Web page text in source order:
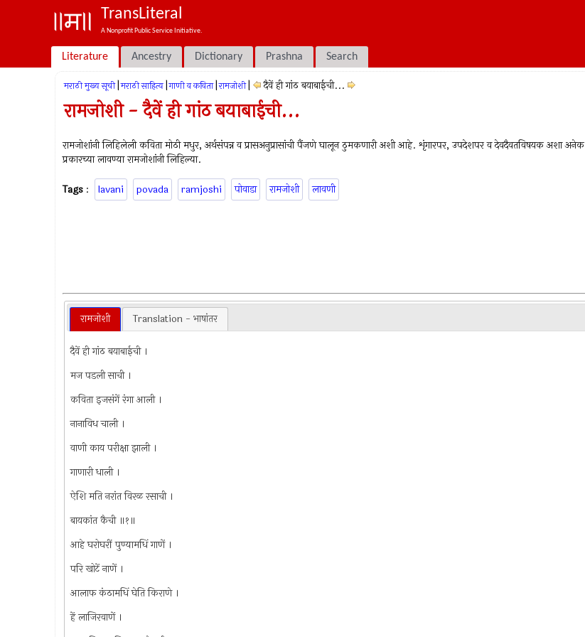
TransLiteral
A Nonprofit Public Service Initiative.
Literature Ancestry Dictionary Prashna Search
मराठी मुख्य सूची मराठी साहित्य गाणी व कविता रामजोशी दैवें ही गांठ बयाबाईची...
रामजोशी - दैवें ही गांठ बयाबाईची...
रामजोशांनी लिहिलेली कविता मोठी मधुर, अर्थसंपन्न व प्रासअनुप्रासांची पैंजणे घालून ठुमकणारी अशी आहे. शृंगारपर, उपदेशपर व देवदैवतविषयक अशा अनेक
प्रकारच्या लावण्या रामजोशांनी लिहिल्या.
Tags : lavani povada ramjoshi पोवाडा रामजोशी लावणी
रामजोशी Translation - भाषांतर
दैवें ही गांठ बयाबाईची ।
मज पडली साची ।
कविता इजसंगें रंगा आली ।
नानाविध चाली ।
वाणी काय परीक्षा झाली ।
गाणारी धाली ।
ऐशि मति नरांत विरळ रसाची ।
बायकांत कैची ॥१॥
आहे घरोघरीं पुण्यामधिं गाणें ।
परि खोटें नाणें ।
आलाफ कंठामधिं घेति किराणे ।
हें लाजिरवाणें ।